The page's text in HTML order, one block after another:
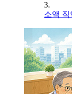
3.
소액